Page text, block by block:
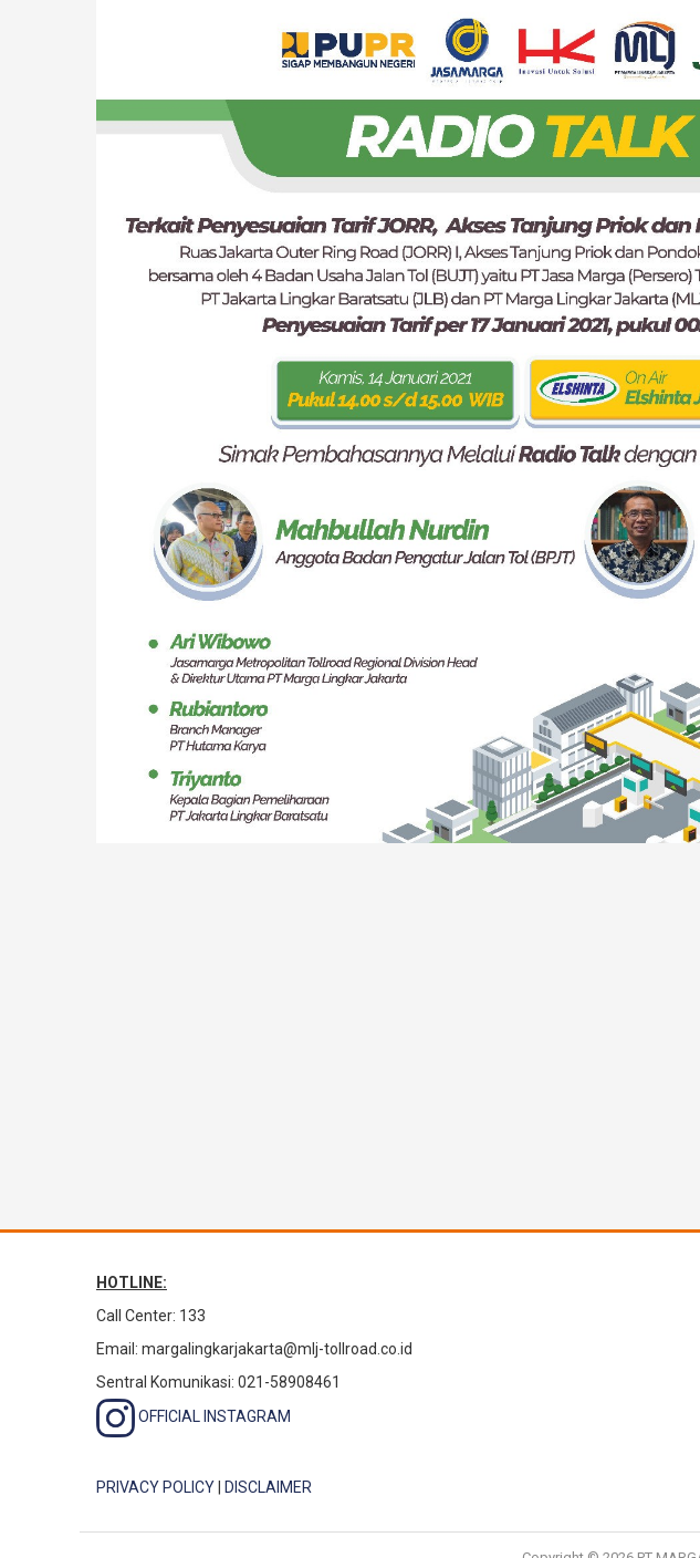
HOTLINE:
Call Center: 133
Email: margalingkarjakarta@mlj-tollroad.co.id
Sentral Komunikasi: 021-58908461
OFFICIAL INSTAGRAM
PRIVACY POLICY DISCLAIMER